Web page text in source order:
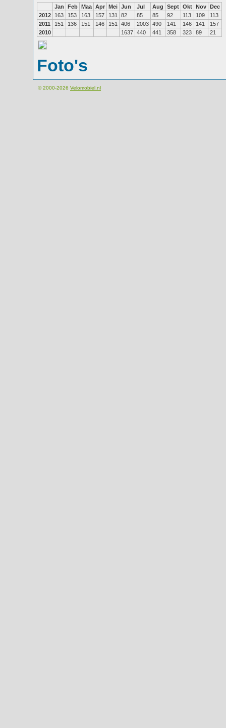
Jan Feb Maa Apr Mei Jun Jul Aug Sept Okt Nov Dec
2012
163 153 163 157 131 82 85 85 92 113 109
113
2011
151 136 151 146 151 406 2003 490 141 146 141
157
2010
1637 440 441 358 323 89 21
Foto's
© 2000-2026 Velomobiel.nl